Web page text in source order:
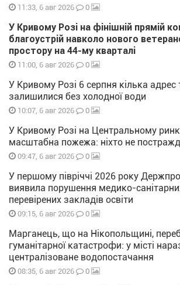
11:33, 6 авг 2026 0
У Кривому Розі на фінішній прямій
благоустрій навколо нового
простору на 44-му кварталі
11:00, 6 авг 2026 0
У Кривому Розі 6 серпня кілька
залишилися без холодної води
10:07, 6 авг 2026 0
У Кривому Розі на Центральному
масштабна пожежа: ніхто не
09:47, 6 авг 2026 0
У першому півріччі 2026 року
виявила порушення медико-
перевірених закладів освіти
09:15, 6 авг 2026 0
Марганець, що на Нікопольщині,
гуманітарної катастрофи: у місті
централізоване водопостачання
08:35, 6 авг 2026 0